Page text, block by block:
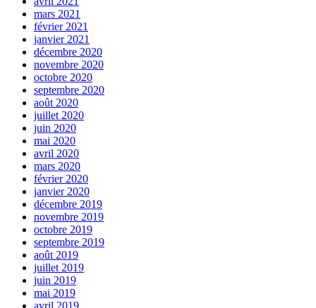
mars 2021
février 2021
janvier 2021
décembre 2020
novembre 2020
octobre 2020
septembre 2020
août 2020
juillet 2020
juin 2020
mai 2020
avril 2020
mars 2020
février 2020
janvier 2020
décembre 2019
novembre 2019
octobre 2019
septembre 2019
août 2019
juillet 2019
juin 2019
mai 2019
avril 2019